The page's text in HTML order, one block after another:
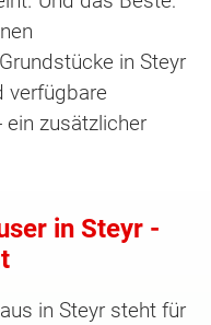
in Steyr
verfügbare
ein zusätzlicher
in Steyr -
in Steyr steht für